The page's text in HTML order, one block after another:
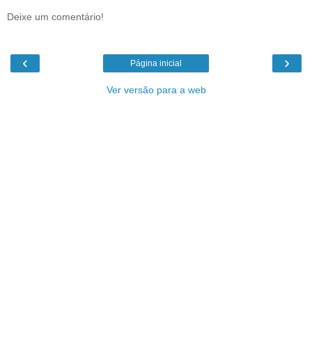
Deixe um comentário!
‹ ›
Página inicial
Ver versão para a web